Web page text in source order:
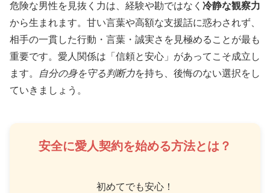
危険な男性を見抜く力は、経験や勘ではなく 冷静な観察力
から生まれます。甘い言葉や高額な支援話に惑わされず、
相手の一貫した行動・言葉・誠実さを見極めることが最も
重要です。愛人関係は「信頼と安心」があってこそ成立し
ます。
自分の身を守る判断力を持ち、後悔のない選択をし
ていきましょう。
安全に愛人契約を始める方法とは？
初めてでも安心！